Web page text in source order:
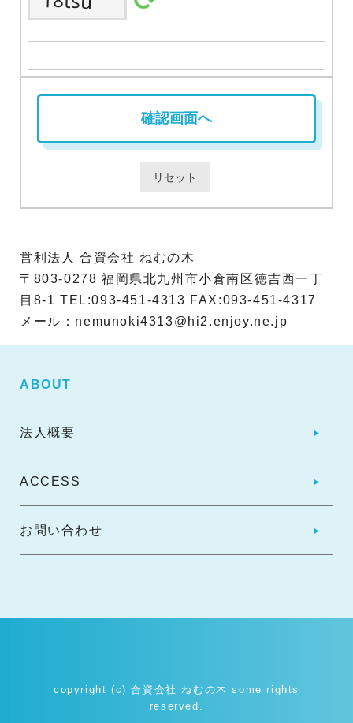
営利法人 合資会社 ねむの木
〒803-0278 福岡県北九州市小倉南区徳吉西一丁
目8-1 TEL:093-451-4313 FAX:093-451-4317
メール：nemunoki4313@hi2.enjoy.ne.jp
ABOUT
法人概要
ACCESS
お問い合わせ
copyright (c) 合資会社 ねむの木 some rights
reserved.